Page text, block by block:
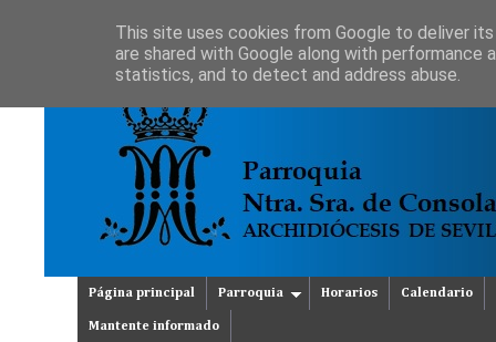
Página principal Parroquia Horarios Calendario
Mantente informado
This site uses cookies from Google to deliver
are shared with Google along with
statistics, and to detect and address abuse.